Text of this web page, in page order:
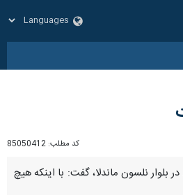
کد مطلب: 85050412
نلسون ماندلا، گفت: با اینکه هیچ